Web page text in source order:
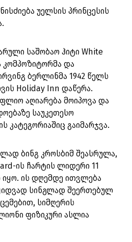
უელსის პრინცესის
საშობაო ჰიტი White
კომპოზიტორმა და
ბერლინმა 1942 წელს
Holiday Inn დაწერა.
აღიარება მოიპოვა და
საუკეთესო
კატეგორიაშიც გაიმარჯვა.
ბინგ კროსბიმ შეასრულა,
ის ჩარტის ლიდერი 11
იყო. ის დღემდე ითვლება
სინგლად შეერთებულ
სიმღერის
ფიზიკური ასლია